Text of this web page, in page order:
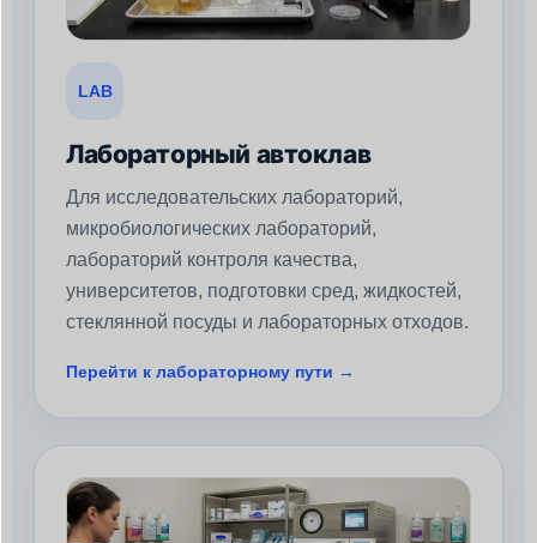
LAB
Лабораторный автоклав
Для исследовательских лабораторий,
микробиологических лабораторий,
лабораторий контроля качества,
университетов, подготовки сред, жидкостей,
стеклянной посуды и лабораторных отходов.
Перейти к лабораторному пути →